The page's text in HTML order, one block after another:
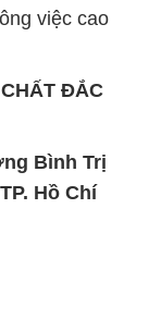
Bình Trị
Hồ Chí